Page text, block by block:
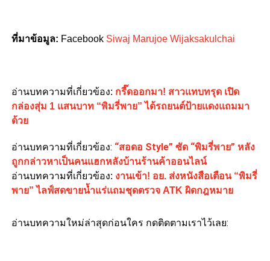
ที่มาข้อมูล: Facebook Siwaj Marujoe Wijaksakulchai
อ่านบทความที่เกี่ยวข้อง: กรี๊ดออกมา! สาวแทบทรุด เปิด
กล่องสุ่ม 1 แสนบาท “พิมรี่พาย” ได้รถยนต์ป้ายแดงแถมมา
ด้วย
อ่านบทความที่เกี่ยวข้อง: “สอดอ Style” ซัด “พิมรี่พาย” หลัง
ถูกกล่าวหาเป็นคนแฮกหลังบ้านร้านค้าออนไลน์
อ่านบทความที่เกี่ยวข้อง: งานเข้า! อย. ส่งหนังสือเตือน “พิมรี่
พาย” ไลฟ์สดขายน้ำแร่แถมชุดตรวจ ATK ผิดกฎหมาย
อ่านบทความใหม่ล่าสุดก่อนใคร กดติดตามเราไว้เลย: